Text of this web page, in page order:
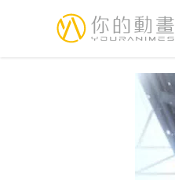
YourAnimes 你的動畫